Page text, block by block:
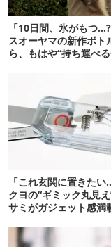
「10日間、氷がもつ
スオーヤマの新作ボト
ら、もはや“持ち運べ
「これ玄関に置きた
クヨの“ギミック丸見
サミがガジェット感満